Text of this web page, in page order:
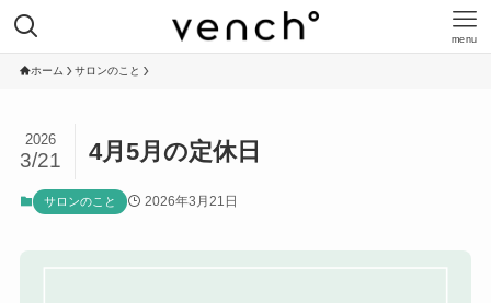
menu
ホーム サロンのこと
4月5月の定休日
2026
3/21
サロンのこと 2026年3月21日